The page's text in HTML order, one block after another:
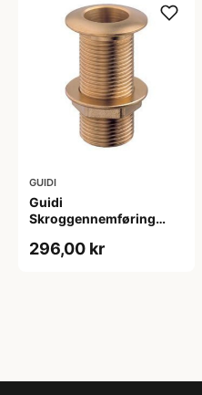
GUIDI
Guidi
Skroggennemføring
296,00 kr